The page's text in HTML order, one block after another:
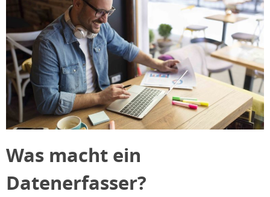
Was macht ein
Datenerfasser?